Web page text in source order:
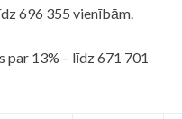
696 355 vienībām.
par 13% – līdz 671 701